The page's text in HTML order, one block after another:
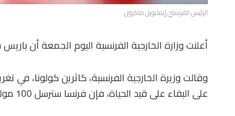
الرئيس الفرنسي إيمانويل ماكرون
أعلنت وزارة الخارجية الفرنسية اليوم الجمعة أن
وقالت وزيرة الخارجية الفرنسية، كاثرين كولونا، في
على البقاء على قيد الحياة، فإن فرنسا سترسل 100 مولد كهربائي فرنسي قوي إلى أوكرانيا”.